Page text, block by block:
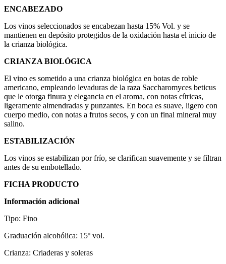
ENCABEZADO
Los vinos seleccionados se encabezan hasta 15% Vol. y se
mantienen en depósito protegidos de la oxidación hasta el inicio de
la crianza biológica.
CRIANZA BIOLÓGICA
El vino es sometido a una crianza biológica en botas de roble
americano, empleando levaduras de la raza Saccharomyces beticus
que le otorga finura y elegancia en el aroma, con notas cítricas,
ligeramente almendradas y punzantes. En boca es suave, ligero con
cuerpo medio, con notas a frutos secos, y con un final mineral muy
salino.
ESTABILIZACIÓN
Los vinos se estabilizan por frío, se clarifican suavemente y se filtran
antes de su embotellado.
FICHA PRODUCTO
Información adicional
Tipo: Fino
Graduación alcohólica: 15º vol.
Crianza: Criaderas y soleras